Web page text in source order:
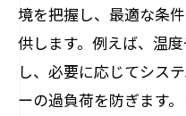
境を把握し、最適な条
供します。例えば、温
し、必要に応じてシス
ーの過負荷を防ぎます